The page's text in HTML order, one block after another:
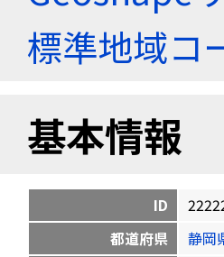
標準地域コ
基本情報
ID
都道府県
静岡